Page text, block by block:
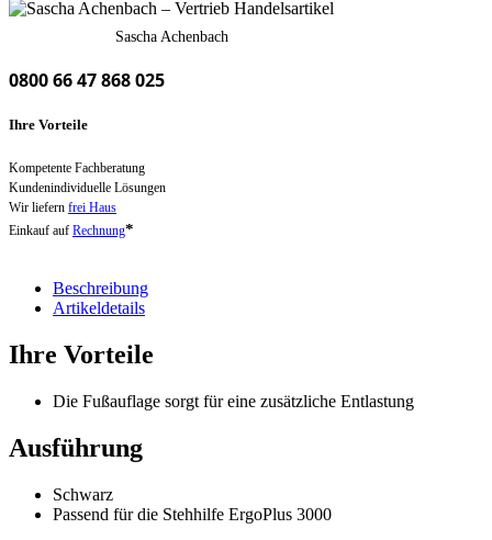
Sascha Achenbach
0800 66 47 868 025
Ihre Vorteile
Kompetente Fachberatung
Kundenindividuelle Lösungen
Wir liefern frei Haus
Einkauf auf Rechnung*
Beschreibung
Artikeldetails
Ihre Vorteile
Die Fußauflage sorgt für eine zusätzliche Entlastung
Ausführung
Schwarz
Passend für die Stehhilfe ErgoPlus 3000